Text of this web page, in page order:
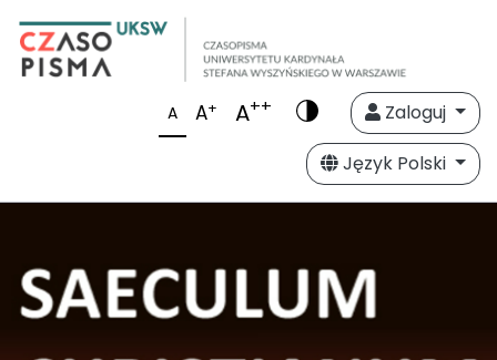
A A+ A++
Zaloguj
Język Polski